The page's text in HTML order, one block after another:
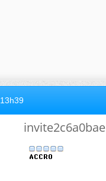
13h39
invite2c6a0bae